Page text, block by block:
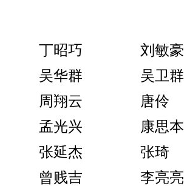
丁昭巧 刘敏豪
吴华群 吴卫群
周翔云 唐伶
孟光兴 康思本
张延杰 张琦
曾贱吉 李亮亮